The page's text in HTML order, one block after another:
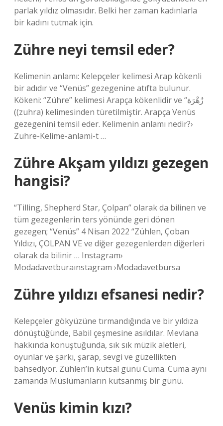
parlak yıldız olmasıdır. Belki her zaman kadınlarla
bir kadını tutmak için.
Zühre neyi temsil eder?
Kelimenin anlamı: Kelepçeler kelimesi Arap kökenli
bir adıdır ve “Venüs” gezegenine atıfta bulunur.
Kökeni: “Zühre” kelimesi Arapça kökenlidir ve “زُهْرَة
((zuhra) kelimesinden türetilmiştir. Arapça Venüs
gezegenini temsil eder. Kelimenin anlamı nedir?›
Zuhre-Kelime-anlami-t …
Zühre Akşam yıldızı gezegen
hangisi?
“Tilling, Shepherd Star, Çolpan” olarak da bilinen ve
tüm gezegenlerin ters yönünde geri dönen
gezegen; “Venüs” 4 Nisan 2022 “Zühlen, Çoban
Yıldızı, ÇOLPAN VE ve diğer gezegenlerden diğerleri
olarak da bilinir … Instagram›
Modadavetburaınstagram ›Modadavetbursa
Zühre yıldızı efsanesi nedir?
Kelepçeler gökyüzüne tırmandığında ve bir yıldıza
dönüştüğünde, Babil çeşmesine asıldılar. Mevlana
hakkında konuştuğunda, sık sık müzik aletleri,
oyunlar ve şarkı, şarap, sevgi ve güzellikten
bahsediyor. Zühlen’in kutsal günü Cuma. Cuma aynı
zamanda Müslümanların kutsanmış bir günü.
Venüs kimin kızı?